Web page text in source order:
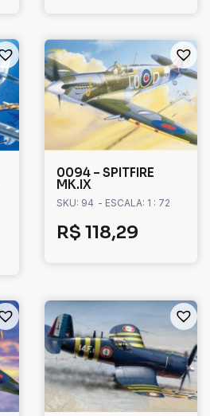
0094 – SPITFIRE
MK.IX
SKU: 94 - ESCALA: 1 : 72
R$ 118,29